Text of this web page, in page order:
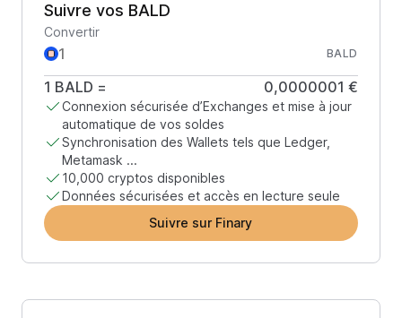
Suivre vos BALD
Convertir
BALD
1 BALD = 0,0000001 €
Connexion sécurisée d’Exchanges et mise à jour
automatique de vos soldes
Synchronisation des Wallets tels que Ledger,
Metamask ...
10,000 cryptos disponibles
Données sécurisées et accès en lecture seule
Suivre sur Finary